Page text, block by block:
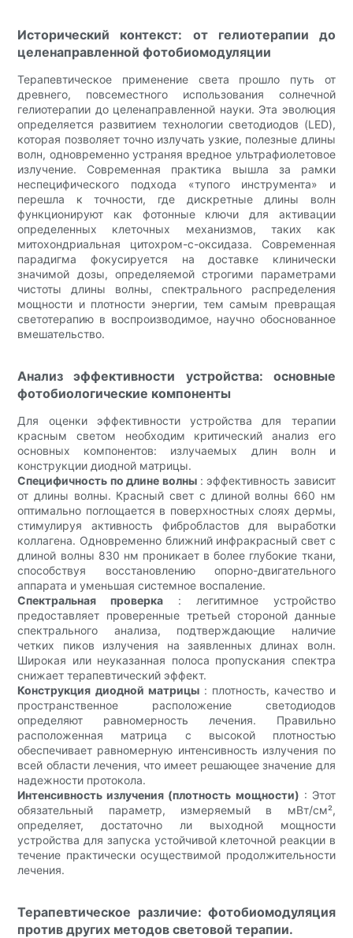
Исторический контекст: от гелиотерапии до
целенаправленной фотобиомодуляции
Терапевтическое применение света прошло путь от
древнего, повсеместного использования солнечной
гелиотерапии до целенаправленной науки. Эта эволюция
определяется развитием технологии светодиодов (LED),
которая позволяет точно излучать узкие, полезные длины
волн, одновременно устраняя вредное ультрафиолетовое
излучение. Современная практика вышла за рамки
неспецифического подхода «тупого инструмента» и
перешла к точности, где дискретные длины волн
функционируют как фотонные ключи для активации
определенных клеточных механизмов, таких как
митохондриальная цитохром-с-оксидаза. Современная
парадигма фокусируется на доставке клинически
значимой дозы, определяемой строгими параметрами
чистоты длины волны, спектрального распределения
мощности и плотности энергии, тем самым превращая
светотерапию в воспроизводимое, научно обоснованное
вмешательство.
Анализ эффективности устройства: основные
фотобиологические компоненты
Для оценки эффективности устройства для терапии
красным светом необходим критический анализ его
основных компонентов: излучаемых длин волн и
конструкции диодной матрицы.
Специфичность по длине волны: эффективность зависит
от длины волны. Красный свет с длиной волны 660 нм
оптимально поглощается в поверхностных слоях дермы,
стимулируя активность фибробластов для выработки
коллагена. Одновременно ближний инфракрасный свет с
длиной волны 830 нм проникает в более глубокие ткани,
способствуя восстановлению опорно-двигательного
аппарата и уменьшая системное воспаление.
Спектральная проверка : легитимное устройство
предоставляет проверенные третьей стороной данные
спектрального анализа, подтверждающие наличие
четких пиков излучения на заявленных длинах волн.
Широкая или неуказанная полоса пропускания спектра
снижает терапевтический эффект.
Конструкция диодной матрицы: плотность, качество и
пространственное расположение светодиодов
определяют равномерность лечения. Правильно
расположенная матрица с высокой плотностью
обеспечивает равномерную интенсивность излучения по
всей области лечения, что имеет решающее значение для
надежности протокола.
Интенсивность излучения (плотность мощности) : Этот
обязательный параметр, измеряемый в мВт/см²,
определяет, достаточно ли выходной мощности
устройства для запуска устойчивой клеточной реакции в
течение практически осуществимой продолжительности
лечения.
Терапевтическое различие: фотобиомодуляция
против других методов световой терапии.